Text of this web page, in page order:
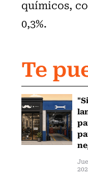
químicos,
0,3%.
Te